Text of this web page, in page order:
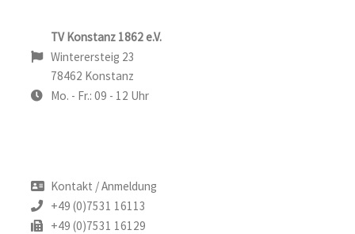
TV Konstanz 1862 e.V.
Winterersteig 23
78462 Konstanz
Mo. - Fr.: 09 - 12 Uhr
Kontakt /Anmeldung
+49 (0)7531 16113
+49 (0)7531 16129